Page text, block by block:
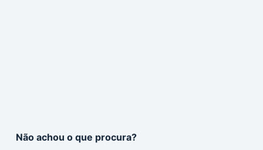
Não achou o que procura?